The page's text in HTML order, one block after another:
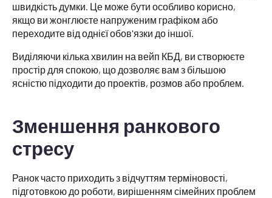
швидкість думки. Це може бути особливо корисно,
якщо ви жонглюєте напруженим графіком або
переходите від однієї обов'язки до іншої.
Виділяючи кілька хвилин на вейп КБД, ви створюєте
простір для спокою, що дозволяє вам з більшою
ясністю підходити до проектів, розмов або проблем.
Зменшення ранкового
стресу
Ранок часто приходить з відчуттям терміновості,
підготовкою до роботи, вирішенням сімейних проблем